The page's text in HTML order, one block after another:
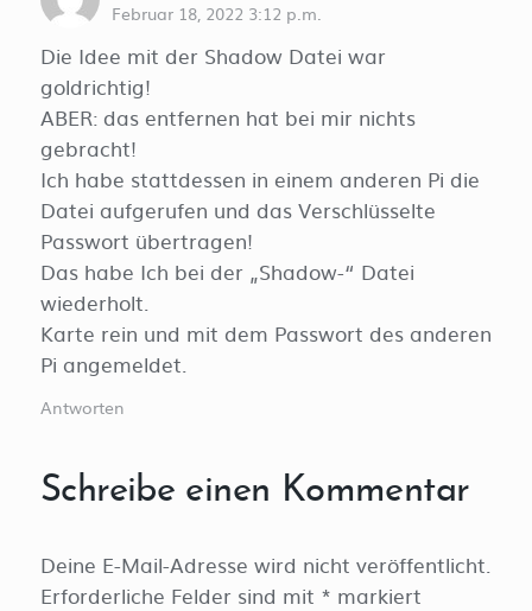
Februar 18, 2022 3:12 p.m.
Die Idee mit der Shadow Datei war
goldrichtig!
ABER: das entfernen hat bei mir nichts
gebracht!
Ich habe stattdessen in einem anderen Pi die
Datei aufgerufen und das Verschlüsselte
Passwort übertragen!
Das habe Ich bei der „Shadow-“ Datei
wiederholt.
Karte rein und mit dem Passwort des anderen
Pi angemeldet.
Antworten
Schreibe einen Kommentar
Deine E-Mail-Adresse wird nicht veröffentlicht.
Erforderliche Felder sind mit * markiert